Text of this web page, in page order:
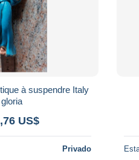
à suspendre Italy
US$
Privado